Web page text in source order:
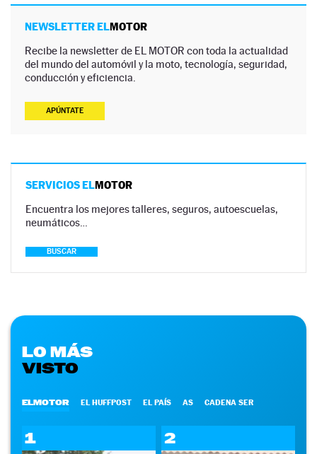
NEWSLETTER ELMOTOR
Recibe la newsletter de EL MOTOR con toda la actualidad
del mundo del automóvil y la moto, tecnología, seguridad,
conducción y eficiencia.
APÚNTATE
SERVICIOS ELMOTOR
Encuentra los mejores talleres, seguros, autoescuelas,
neumáticos…
BUSCAR
LO MÁS
VISTO
ELMOTOR EL HUFFPOST EL PAÍS AS CADENA SER
1 2